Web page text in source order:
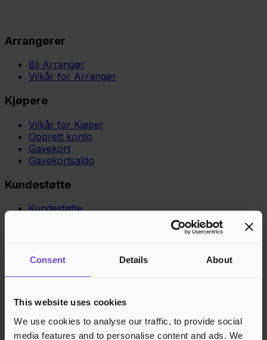
Consent Details About
This website uses cookies
We use cookies to analyse our traffic, to provide social
media features and to personalise content and ads. We
Arrangører
Bli Arrangør
Vilkår for Arrangør
Kjøpere
Vilkår for Kjøper
Opprett konto
Gavekort
Gavekortsaldo
Kundestøtte
Kundestøtte
Cookies
Region Norge Danmark Sverige